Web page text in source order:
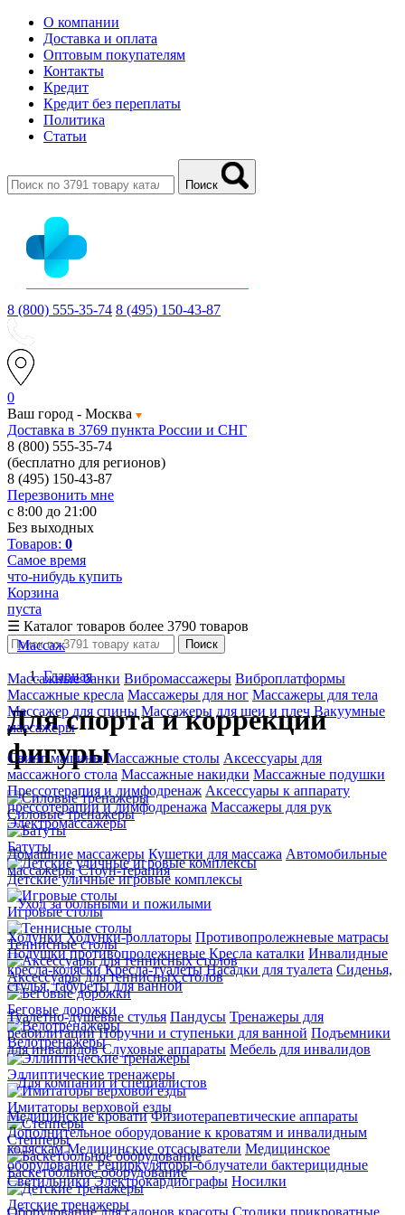
О компании
Доставка и оплата
Оптовым покупателям
Контакты
Кредит
Кредит без переплаты
Политика
Статьи
Поиск
8 (800) 555-35-74 8 (495) 150-43-87
0
Ваш город - Москва
Доставка в 3769 пункта России и СНГ
8 (800) 555-35-74
(бесплатно для регионов)
8 (495) 150-43-87
Перезвонить мне
с 8:00 до 21:00
Без выходных
Товаров: 0
Самое время
что-нибудь купить
Корзина
пуста
☰ Каталог товаров более 3790 товаров
Массаж
Массажные банки Вибромассажеры Виброплатформы
Массажные кресла Массажеры для ног Массажеры для тела
Массажер для спины Массажеры для шеи и плеч Вакуумные
массажеры
Свинг машины Массажные столы Аксессуары для
массажного стола Массажные накидки Массажные подушки
Прессотерапия и лимфодренаж Аксессуары к аппарату
прессотерапии и лимфодренажа Массажеры для рук
Электромассажеры
Домашние массажеры Кушетки для массажа Автомобильные
массажеры Стоун-терапия
Уход за больными и пожилыми
ХодункиХодунки-роллаторы Противопролежневые матрасы
Подушки противопролежневые Кресла каталки Инвалидные
кресла-коляски Кресла-туалеты Насадки для туалета Сиденья,
стулья, табуреты для ванной
Туалетно-душевые стулья Пандусы Тренажеры для
реабилитации Поручни и ступеньки для ванной Подъемники
для инвалидов Слуховые аппараты Мебель для инвалидов
Для компаний и специалистов
Медицинские кровати Физиотерапевтические аппараты
Дополнительное оборудование к кроватям и инвалидным
коляскам Медицинские отсасыватели Медицинское
оборудование Рециркуляторы-облучатели бактерицидные
Светильники Электрокардиографы Носилки
Оборудование для салонов красоты Столики прикроватные
Поиск
Главная
Для спорта и коррекции
фигуры
Силовые тренажеры
Батуты
Детские уличные игровые комплексы
Игровые столы
Теннисные столы
Аксессуары для теннисных столов
Беговые дорожки
Велотренажеры
Эллиптические тренажеры
Имитаторы верховой езды
Степперы
Баскетбольное оборудование
Детские тренажеры